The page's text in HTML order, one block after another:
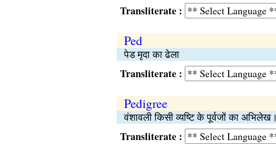
Transliterate :
Ped
पेड मृदा का ढेला
Transliterate :
Pedigree
वंशावली किसी व्यष्‍टि के पूर्वजों का अभिलेख।
Transliterate :